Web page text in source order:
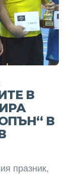
В
В
празник,